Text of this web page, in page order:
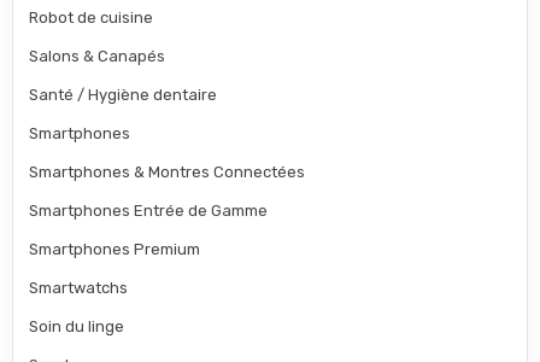
Robot de cuisine
Salons & Canapés
Santé / Hygiène dentaire
Smartphones
Smartphones & Montres Connectées
Smartphones Entrée de Gamme
Smartphones Premium
Smartwatchs
Soin du linge